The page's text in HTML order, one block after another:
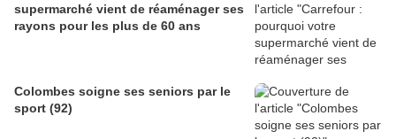
supermarché vient de réaménager ses
rayons pour les plus de 60 ans
Colombes soigne ses seniors par le
sport (92)